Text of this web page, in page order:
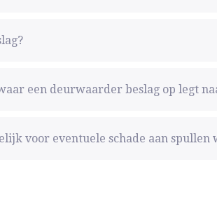
een deurwaarder beslag op legt
voor eventuele schade aan spullen